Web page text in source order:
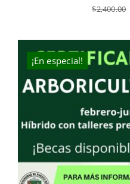
$2,400.00
¡En especial!